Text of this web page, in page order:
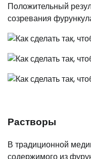
Положительный
созревания
Растворы
В традиционной
содержимого из